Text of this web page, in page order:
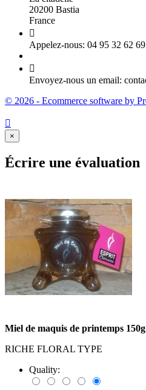
20200 Bastia
France

Appelez-nous: 04 95 32 62 69

Envoyez-nous un email:
© 2026 - Ecommerce software by

×
Écrire une évaluation
Miel de maquis de printemps 150g
RICHE FLORAL TYPE
Quality: